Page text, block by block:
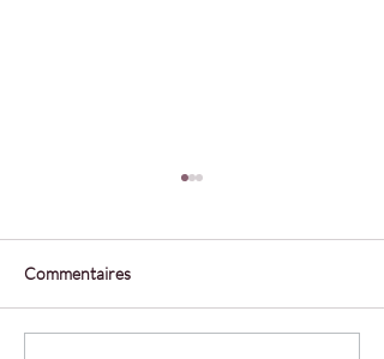
Commentaires